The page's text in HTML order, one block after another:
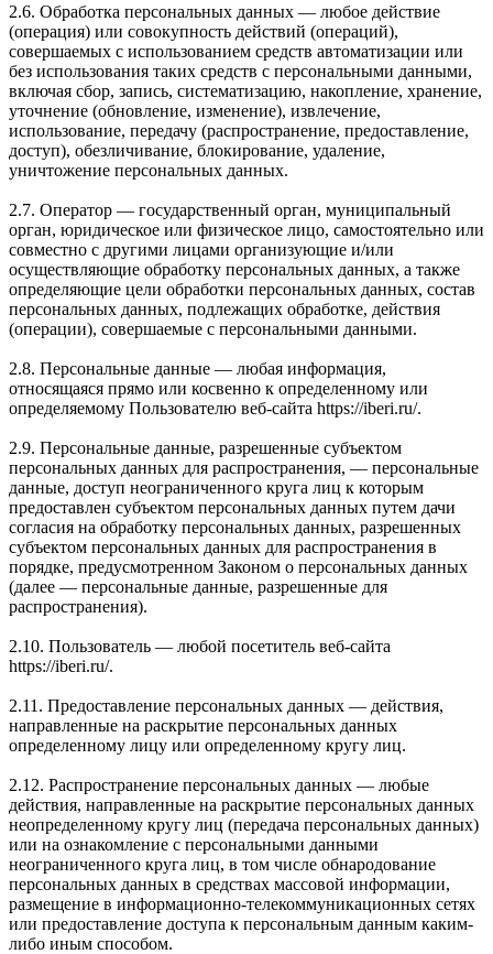
2.6. Обработка персональных данных — любое действие
(операция) или совокупность действий (операций),
совершаемых с использованием средств автоматизации или
без использования таких средств с персональными данными,
включая сбор, запись, систематизацию, накопление, хранение,
уточнение (обновление, изменение), извлечение,
использование, передачу (распространение, предоставление,
доступ), обезличивание, блокирование, удаление,
уничтожение персональных данных.
2.7. Оператор — государственный орган, муниципальный
орган, юридическое или физическое лицо, самостоятельно или
совместно с другими лицами организующие и/или
осуществляющие обработку персональных данных, а также
определяющие цели обработки персональных данных, состав
персональных данных, подлежащих обработке, действия
(операции), совершаемые с персональными данными.
2.8. Персональные данные — любая информация,
относящаяся прямо или косвенно к определенному или
определяемому Пользователю веб-сайта https://iberi.ru/.
2.9. Персональные данные, разрешенные субъектом
персональных данных для распространения, — персональные
данные, доступ неограниченного круга лиц к которым
предоставлен субъектом персональных данных путем дачи
согласия на обработку персональных данных, разрешенных
субъектом персональных данных для распространения в
порядке, предусмотренном Законом о персональных данных
(далее — персональные данные, разрешенные для
распространения).
2.10. Пользователь — любой посетитель веб-сайта
https://iberi.ru/.
2.11. Предоставление персональных данных — действия,
направленные на раскрытие персональных данных
определенному лицу или определенному кругу лиц.
2.12. Распространение персональных данных — любые
действия, направленные на раскрытие персональных данных
неопределенному кругу лиц (передача персональных данных)
или на ознакомление с персональными данными
неограниченного круга лиц, в том числе обнародование
персональных данных в средствах массовой информации,
размещение в информационно-телекоммуникационных сетях
или предоставление доступа к персональным данным каким-
либо иным способом.